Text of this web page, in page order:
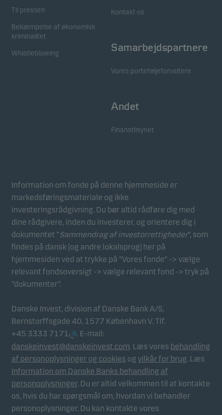
Til pressen
Bekæmpelse af økonomisk
kriminalitet
Whistleblowing
Kontakt os
Samarbejdspartnere
Vores porteføljeforvaltere
Andet
Finanstilsynet
Information om fonde på denne hjemmeside er
markedsføringsmateriale og ikke
investeringsrådgivning. Du bør altid rådføre dig med
dine rådgivere, inden du investerer, og orientere dig i
dokumentet ”Sammendrag af investorrettigheder”, som
findes på dansk (og andre lokalsprog) her på
hjemmesiden ved at trykke på ”Vores fonde” -> vælge
relevant fondsoversigt -> vælge relevant fond -> tryk på
”dokumenter”.
Danske Invest, division af Danske Bank A/S,
Bernstorffsgade 40, 1577 København V. Tlf.
+45 3333 7171
. E-mail:
danskeinvest@danskeinvest.com. Læs vores behandling
af personoplysninger og cookies og vilkår for brug. Læs
information om Danske Banks behandling af
personoplysninger. Du er altid velkommen til at kontakte
os, hvis du har spørgsmål om, hvordan vi behandler
personoplysninger. Du kan kontakte vores